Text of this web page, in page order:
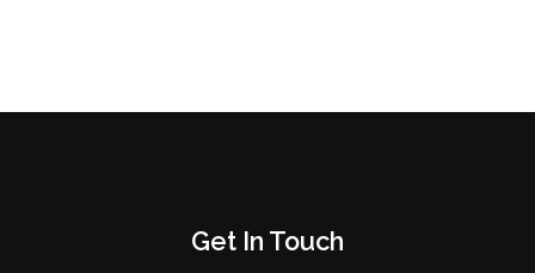
Get In Touch